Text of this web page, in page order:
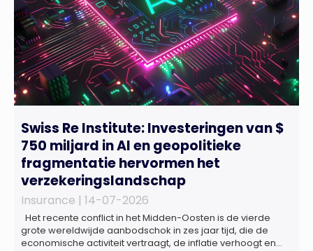
Swiss Re Institute: Investeringen van $
750 miljard in AI en geopolitieke
fragmentatie hervormen het
verzekeringslandschap
Insurance | 14-07-2026
Het recente conflict in het Midden-Oosten is de vierde
grote wereldwijde aanbodschok in zes jaar tijd, die de
economische activiteit vertraagt, de inflatie verhoogt en